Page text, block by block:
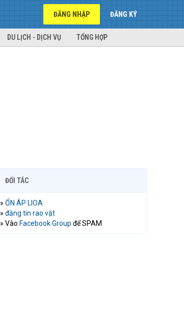
ĐĂNG NHẬP ĐĂNG KÝ
DU LỊCH - DỊCH VỤ TỔNG HỢP
ĐỐI TÁC
» ỔN ÁP LIOA
» đăng tin rao vặt
» Vào Facebook Group để SPAM